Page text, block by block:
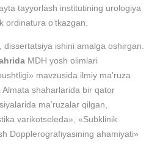
tayyorlash institutining urologiya
o‘tkazgan.
ishini amalga oshirgan.
MDH yosh olimlari
mavzusida ilmiy ma’ruza
shaharlarida bir qator
ma’ruzalar qilgan,
varikotseleda», «Subklinik
Dopplerografiyasining ahamiyati»